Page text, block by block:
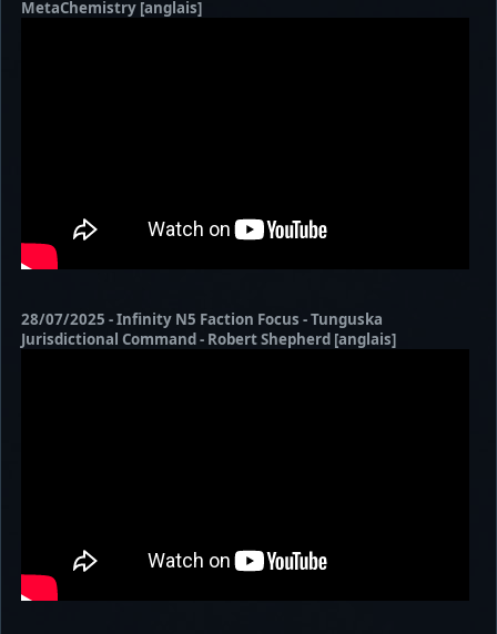
MetaChemistry [anglais]
28/07/2025 - Infinity N5 Faction Focus - Tunguska
Jurisdictional Command - Robert Shepherd [anglais]